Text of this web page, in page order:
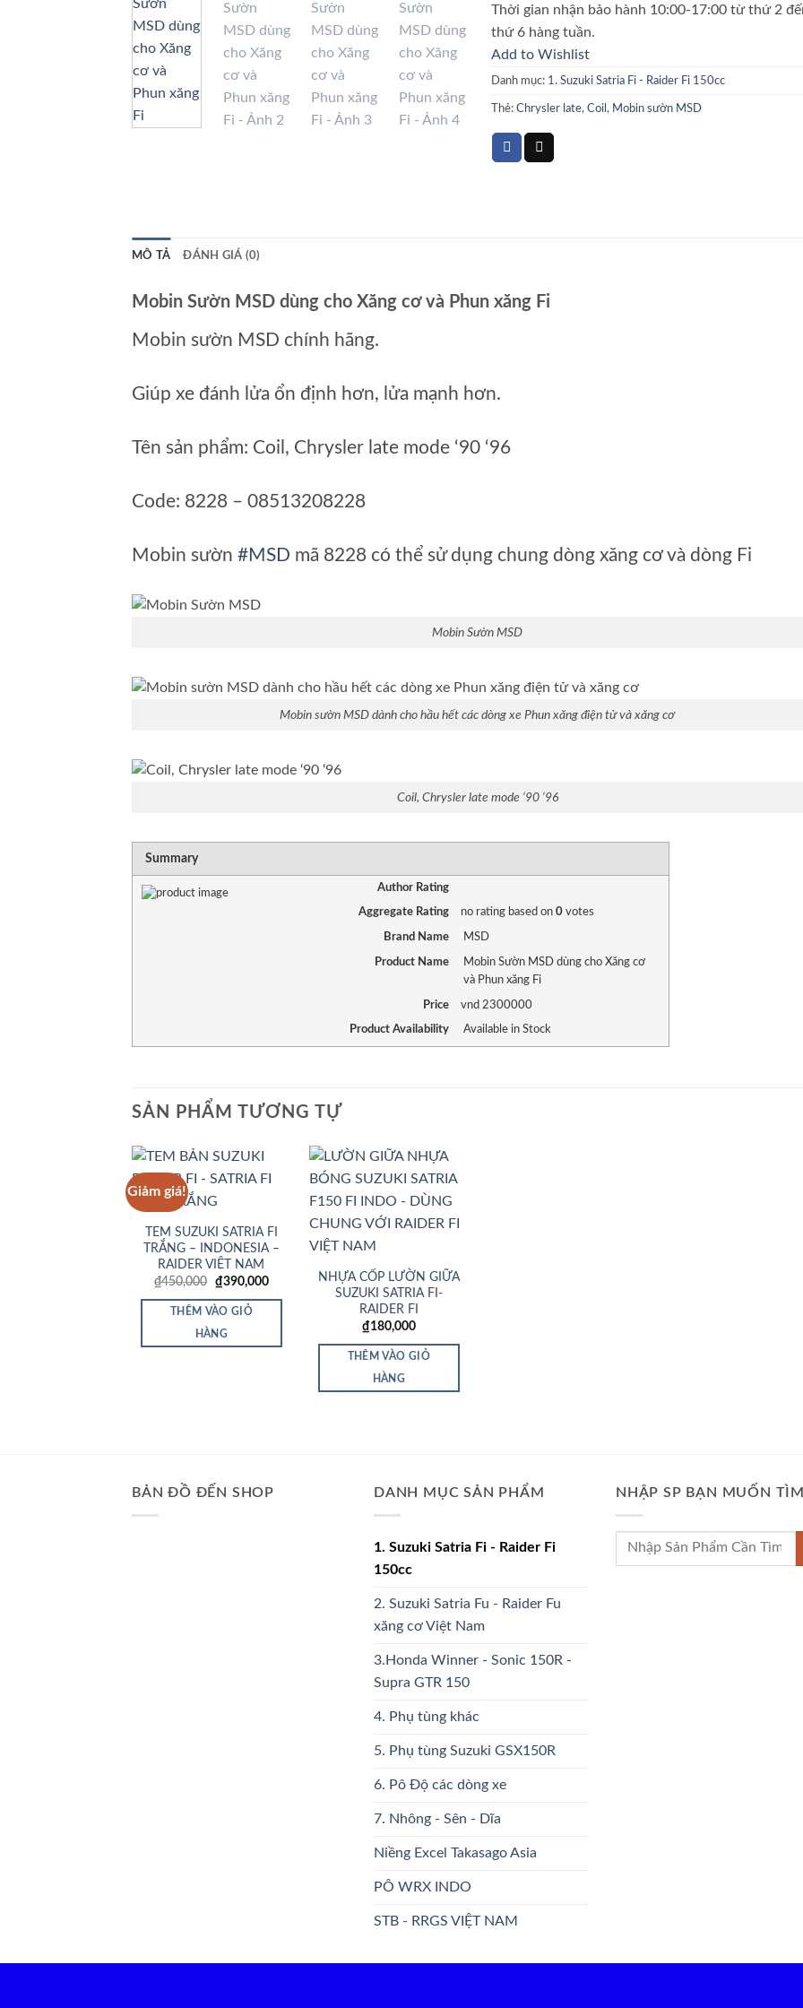
Thời gian nhận bảo hành 10:00-17:00 từ thứ 2
thứ 6 hàng tuần.
Add to Wishlist
Danh mục: 1. Suzuki Satria Fi - Raider Fi 150cc
Thẻ: Chrysler late, Coil , Mobin sườn MSD
MÔ TẢ ĐÁNH GIÁ (0)
Mobin Sườn MSD dùng cho Xăng cơ và Phun xăng Fi
Mobin sườn MSD chính hãng.
Giúp xe đánh lửa ổn định hơn, lửa mạnh hơn.
Tên sản phẩm: Coil, Chrysler late mode ‘90 ‘96
Code: 8228 – 08513208228
Mobin sườn #MSD mã 8228 có thể sử dụng chung dòng xăng cơ và dòng Fi
Mobin Sườn MSD
Mobin sườn MSD dành cho hầu hết các dòng xe Phun xăng điện tử và xăng cơ
Coil, Chrysler late mode ‘90 ‘96
Summary
RATING 1 star
2 stars
3 stars
4 stars
5 stars
Author Rating
Aggregate Rating no ratingbased on 0votes
Brand Name MSD
Product Name
Mobin Sườn MSD dùng cho Xăng cơ
và Phun xăng Fi
Price vnd 2300000
Product Availability Available in Stock
SẢN PHẨM TƯƠNG TỰ
Giảm giá!
TEM SUZUKI SATRIA FI
TRẮNG – INDONESIA –
RAIDER VIÊT NAM
₫450,000 Giá
là:
₫450,000.
₫390,000Giá
THÊM VÀO GIỎ
HÀNG
Add to
Wishlist
NHỰA CỐP LƯỜN GIỮA
SUZUKI SATRIA FI-
RAIDER FI
₫180,000
THÊM VÀO GIỎ
HÀNG
BẢN ĐỒ ĐẾN SHOP DANH MỤC SẢN PHẨM
1. Suzuki Satria Fi - Raider Fi
150cc
2. Suzuki Satria Fu - Raider Fu
xăng cơ Việt Nam
3.Honda Winner - Sonic 150R -
Supra GTR 150
4. Phụ tùng khác
5. Phụ tùng Suzuki GSX150R
6. Pô Độ các dòng xe
7. Nhông - Sên - Dĩa
Niềng Excel Takasago Asia
PÔ WRX INDO
STB - RRGS VIỆT NAM
NHẬP SP BẠN MUỐN TÌM
Tìm